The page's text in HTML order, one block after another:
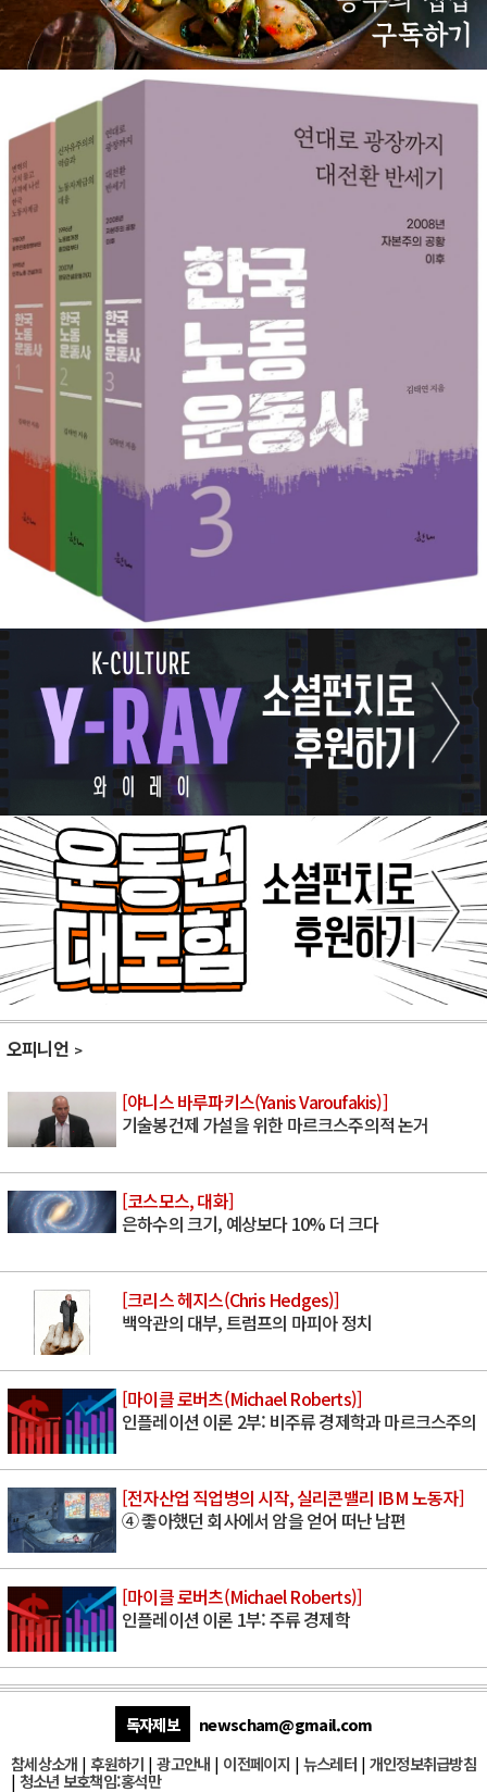
오피니언
[야니스 바루파키스(Yanis Varoufakis)]
기술봉건제 가설을 위한 마르크스주의적 논거
[코스모스, 대화]
은하수의 크기, 예상보다 10% 더 크다
[크리스 헤지스(Chris Hedges)]
백악관의 대부, 트럼프의 마피아 정치
[마이클 로버츠(Michael Roberts)]
인플레이션 이론 2부: 비주류 경제학과 마르크스주의
[전자산업 직업병의 시작, 실리콘밸리 IBM 노동자]
④ 좋아했던 회사에서 암을 얻어 떠난 남편
[마이클 로버츠(Michael Roberts)]
인플레이션 이론 1부: 주류 경제학
독자제보
newscham@gmail.com
참세상소개 | 후원하기 |광고안내 | 이전페이지 | 뉴스레터| 개인정보취급방침
| 청소년 보호책임:홍석만